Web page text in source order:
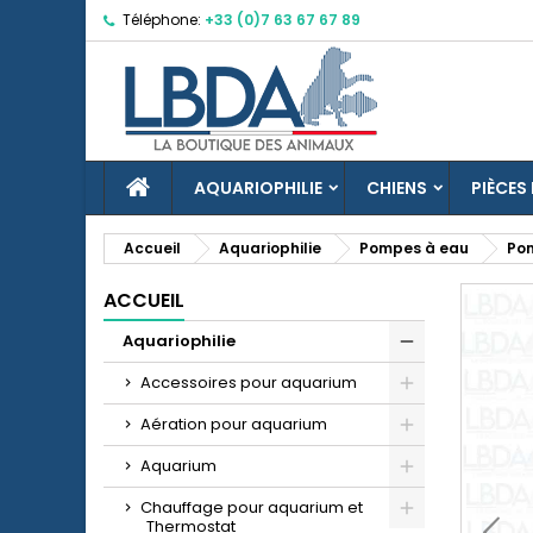
Téléphone: +33 (0)7 63 67 67 89
ACCUEILAQUARIOPHILIE CHIENS
Accueil Aquariophilie Pompes à eau
ACCUEIL
Aquariophilie
Accessoires pour aquarium
Aération pour aquarium
Aquarium
Chauffage pour aquarium et
Thermostat